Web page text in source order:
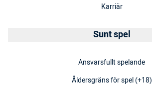
Karriär
Sunt spel
Ansvarsfullt spelande
Åldersgräns för spel (+18)